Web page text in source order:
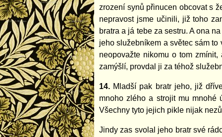
zrození synů přinucen obcovat s
nepravost jsme učinili, již toho
bratra a já tebe za sestru. A ona
jeho služebníkem a světec sám
neopovažte nikomu o tom
zamýšlí, provdal ji za téhož
14. Mladší pak bratr jeho, již
mnoho zlého a strojit mu mnohé
Všechny tyto jejich pikle nijak
Jindy zas svolal jeho bratr své